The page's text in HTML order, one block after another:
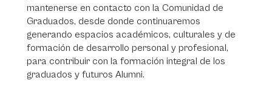
mantenerse en contacto con la Comunidad de
Graduados, desde donde continuaremos
generando espacios académicos, culturales y de
formación de desarrollo personal y profesional,
para contribuir con la formación integral de los
graduados y futuros Alumni.